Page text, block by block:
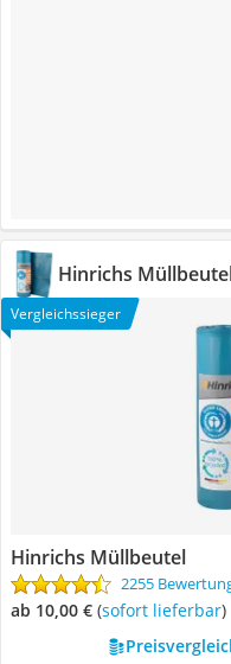
Hinrichs
Vergleichssieger
Hinrichs Müllbeutel
2255
ab 10,00 € ( Sofort lieferbar)